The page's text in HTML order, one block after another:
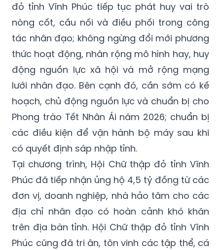
đỏ tỉnh Vĩnh Phúc tiếp tục phát huy vai trò
nòng cốt, cầu nối và điều phối trong công
tác nhân đạo; không ngừng đổi mới phương
thức hoạt động, nhân rộng mô hình hay, huy
động nguồn lực xã hội và mở rộng mạng
lưới nhân đạo. Bên cạnh đó, cần sớm có kế
hoạch, chủ động nguồn lực và chuẩn bị cho
Phong trào Tết Nhân Ái năm 2026; chuẩn bị
các điều kiện để vận hành bộ máy sau khi
có quyết định sáp nhập tỉnh.
Tại chương trình, Hội Chữ thập đỏ tỉnh Vĩnh
Phúc đã tiếp nhận ủng hộ 4,5 tỷ đồng từ các
đơn vị, doanh nghiệp, nhà hảo tâm cho các
địa chỉ nhân đạo có hoàn cảnh khó khăn
trên địa bàn tỉnh. Hội Chữ thập đỏ tỉnh Vĩnh
Phúc cũng đã tri ân, tôn vinh các tập thể, cá